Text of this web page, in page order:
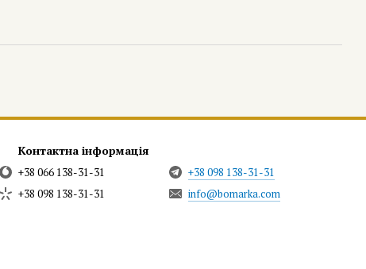
Контактна інформація
+38 066 138-31-31
+38 098 138-31-31
+38 098 138-31-31
info@bomarka.com